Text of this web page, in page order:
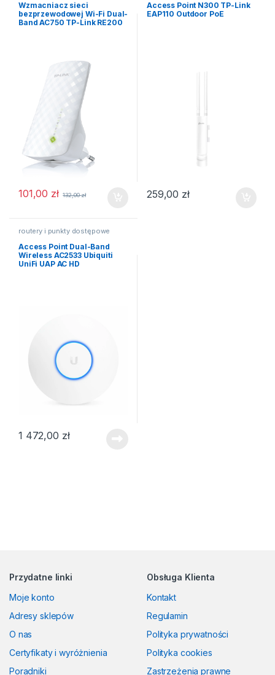
Wzmacniacz sieci
bezprzewodowej Wi-Fi Dual-
Band AC750 TP-Link RE200
101,00 zł 132,00zł
Access Point N300 TP-Link
EAP110 Outdoor PoE
259,00 zł
routery i punkty dostępowe
Access Point Dual-Band
Wireless AC2533 Ubiquiti
UniFi UAP AC HD
1 472,00 zł
Przydatne linki
Moje konto
Adresy sklepów
O nas
Certyfikaty i wyróżnienia
Poradniki
Obsługa Klienta
Kontakt
Regulamin
Polityka prywatności
Polityka cookies
Zastrzeżenia prawne